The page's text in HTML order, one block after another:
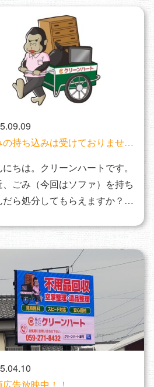
の持ち込みは受けておりませ
にちは。クリーンハートです。
、ごみ（今回はソファ）を持ち
だら処分してもらえますか？と